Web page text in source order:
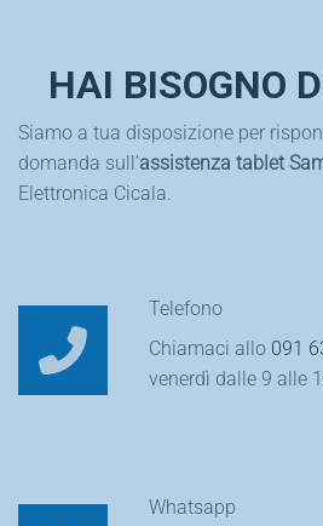
HAI BISOGNO
Siamo a tua disposizione per
domanda sull’assistenza tablet
Elettronica Cicala.
Telefono
Chiamaci allo 091
venerdì dalle 9 alle
Whatsapp